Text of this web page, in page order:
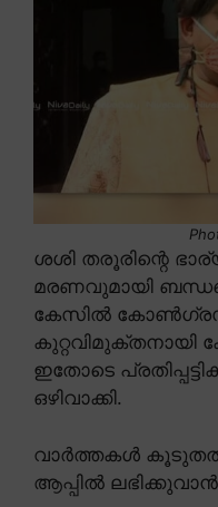
ശശി തരൂരിന്റെ
മരണവുമായി
കേസിൽ
കുറ്റവിമുക്തനായി
ഇതോടെ
ഒഴിവാക്കി.
വാർത്തകൾ
ആപ്പിൽ ലഭിക്കുവാൻ